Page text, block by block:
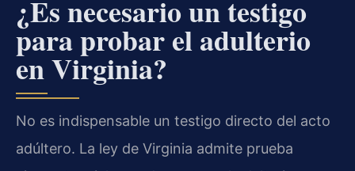
¿Es necesario un testigo
para probar el adulterio
en Virginia?
No es indispensable un testigo directo del acto
adúltero. La ley de Virginia admite prueba